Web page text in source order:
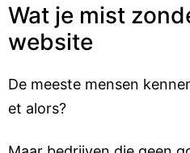
Wat je mist
website
De meeste mensen
et alors?